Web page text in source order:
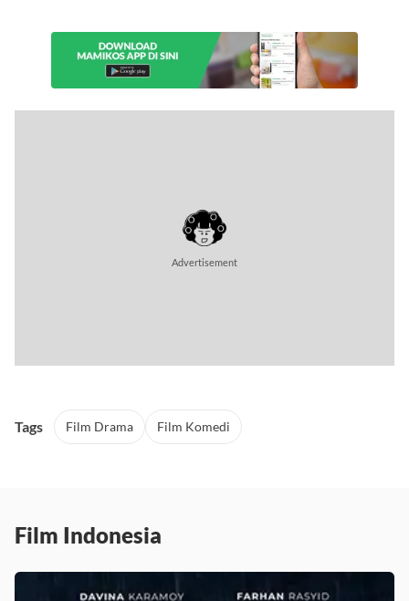
Advertisement
Tags Film Drama Film Komedi
Film Indonesia